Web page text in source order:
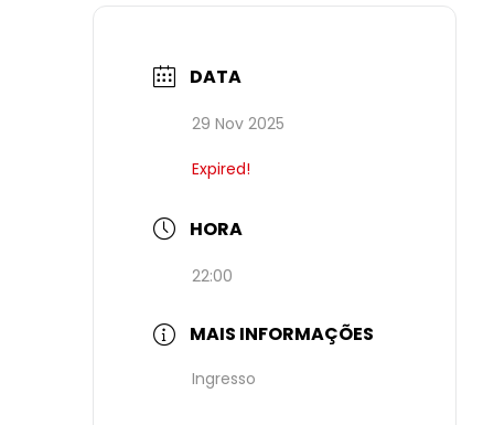
DATA
29 Nov 2025
Expired!
HORA
22:00
MAIS INFORMAÇÕES
Ingresso